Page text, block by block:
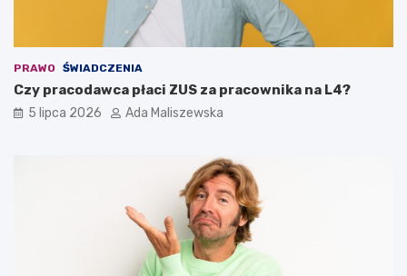
PRAWO ŚWIADCZENIA
Czy pracodawca płaci ZUS za pracownika na L4?
5 lipca 2026 Ada Maliszewska